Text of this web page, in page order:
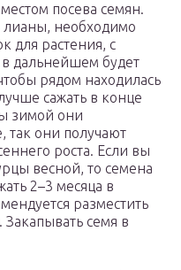
посева семян.
лианы, необходимо
для растения, с
в дальнейшем будет
рядом находилась
сажать в конце
зимой они
так они получают
роста. Если вы
весной, то семена
2–3 месяца в
разместить
семя в